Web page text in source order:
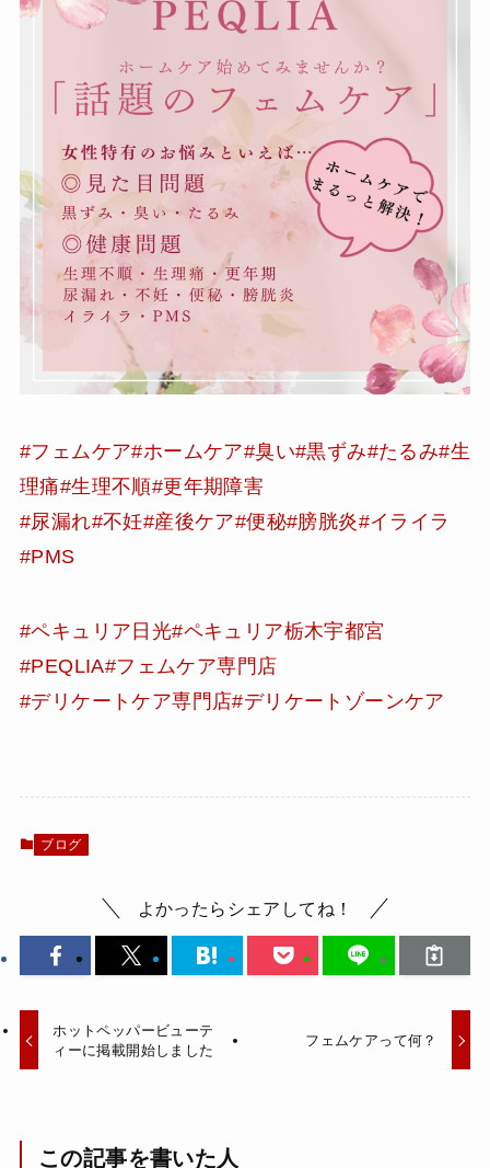
#フェムケア#ホームケア#臭い#黒ずみ#たるみ#生
理痛#生理不順#更年期障害
#尿漏れ#不妊#産後ケア#便秘#膀胱炎#イライラ
#PMS
#ペキュリア日光#ペキュリア栃木宇都宮
#PEQLIA#フェムケア専門店
#デリケートケア専門店#デリケートゾーンケア
ブログ
よかったらシェアしてね！
ホットペッパービューテ
ィーに掲載開始しました
フェムケアって何？
この記事を書いた人